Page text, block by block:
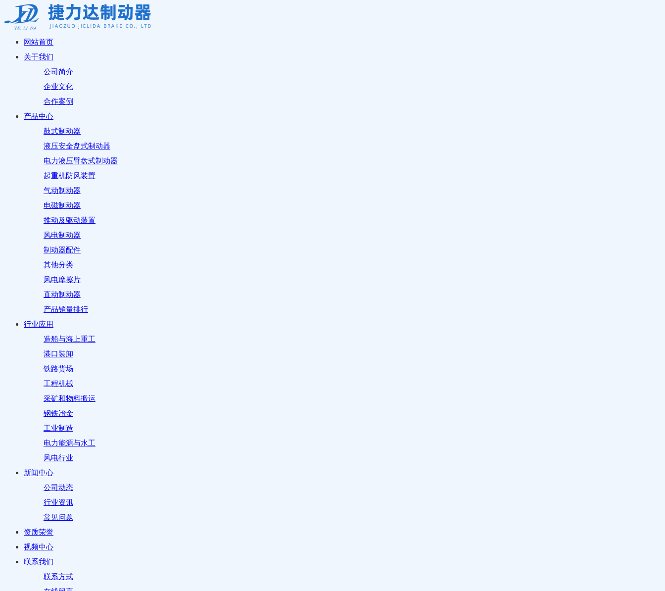
网站首页
关于我们
公司简介
企业文化
合作案例
产品中心
鼓式制动器
液压安全盘式制动器
电力液压臂盘式制动器
起重机防风装置
气动制动器
电磁制动器
推动及驱动装置
风电制动器
制动器配件
其他分类
风电摩擦片
直动制动器
产品销量排行
行业应用
造船与海上重工
港口装卸
铁路货场
工程机械
采矿和物料搬运
钢铁冶金
工业制造
电力能源与水工
风电行业
新闻中心
公司动态
行业资讯
常见问题
资质荣誉
视频中心
联系我们
联系方式